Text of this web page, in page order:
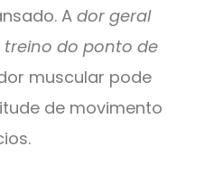
A dor geral
do ponto de
muscular pode
de movimento